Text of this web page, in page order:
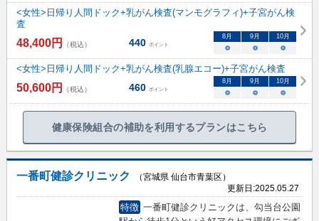
<女性>日帰り人間ドック+乳がん検査(マンモグラフィ)+子宮がん検
査
48,400円 （税込） 440 ポイント
8月 9月 10月
○ ○ ○
<女性>日帰り人間ドック+乳がん検査(乳腺エコー)+子宮がん検査
50,600円 （税込） 460 ポイント
8月 9月 10月
○ ○ ○
健康保険組合の補助を利用するプランはこちら
一番町健診クリニック
（宮城県 仙台市青葉区）
更新日:2025.05.27
特徴 一番町健診クリニックは、勾当台公園